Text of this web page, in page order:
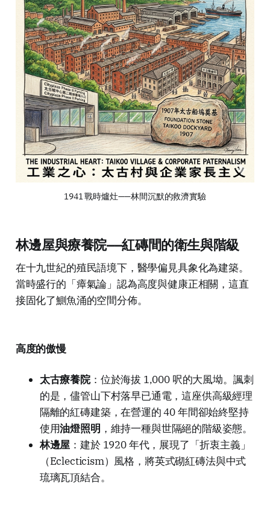
1941 戰時爐灶——林間沉默的救濟實驗
林邊屋與療養院——紅磚間的衛生與階級
在十九世紀的殖民語境下，醫學偏見具象化為建築。
當時盛行的「瘴氣論」認為高度與健康正相關，這直
接固化了鰂魚涌的空間分佈。
高度的傲慢
太古療養院：位於海拔 1,000 呎的大風坳。諷刺
的是，儘管山下村落早已通電，這座供高級經理
隔離的紅磚建築，在營運的 40 年間卻始終堅持
使用油燈照明 ，維持一種與世隔絕的階級姿態。
林邊屋 ：建於 1920 年代，展現了「折衷主義」
（Eclecticism）風格，將英式砌紅磚法與中式
琉璃瓦頂結合。